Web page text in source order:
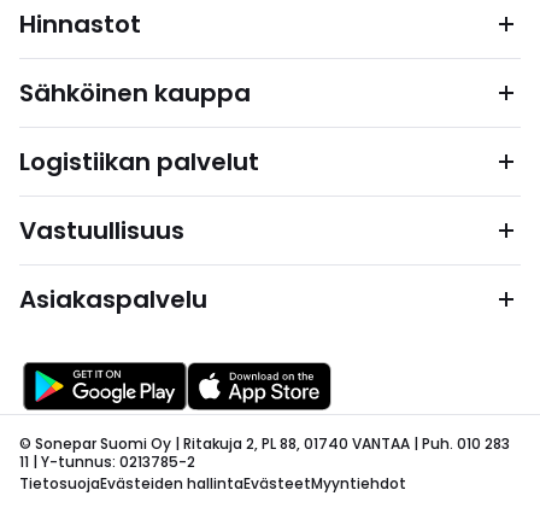
Hinnastot
Sähköinen kauppa
Logistiikan palvelut
Vastuullisuus
Asiakaspalvelu
© Sonepar Suomi Oy | Ritakuja 2, PL 88, 01740 VANTAA | Puh. 010 283
11 | Y-tunnus: 0213785-2
TietosuojaEvästeiden hallintaEvästeetMyyntiehdot